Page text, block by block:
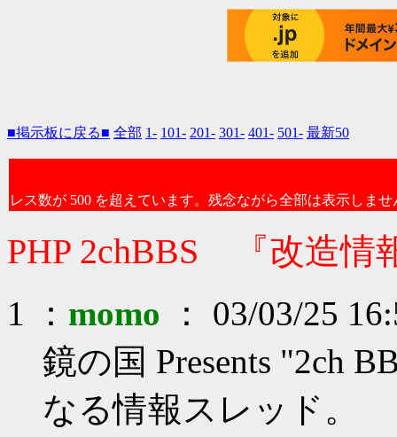
■掲示板に戻る■ 全部 1- 101- 201- 301- 401- 501- 最新50
レス数が 500 を超えています。残念ながら全部は表示しませ
PHP 2chBBS 『改造情
1 ： momo ： 03/03/25
鏡の国 Presents "2ch
なる情報スレッド。